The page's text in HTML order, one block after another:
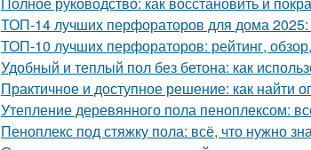
ТОП-14 лучших перфораторов для дома 2025:
ТОП-10 лучших перфораторов: рейтинг, обзор,
Удобный и теплый пол без бетона: как
Практичное и доступное решение: как найти
Утепление деревянного пола пеноплексом:
Пеноплекс под стяжку пола: всё, что нужно